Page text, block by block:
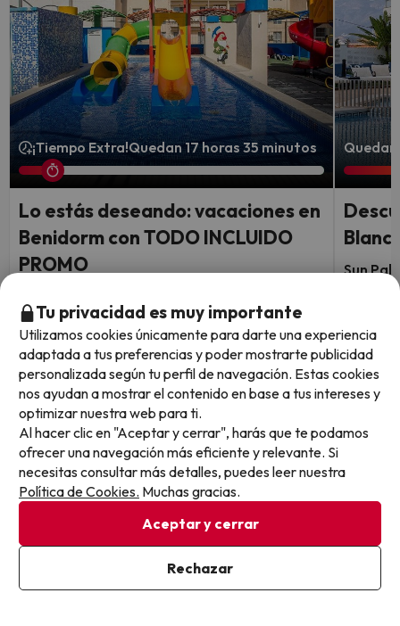
¡Tiempo Extra!Quedan 17 horas 35 minutos
Lo estás deseando: vacaciones en
Benidorm con TODO INCLUIDO
PROMO
7.7 1048 opiniones
Benidorm
Todo incluido
Fechas para viajar: hasta el 11 de
septiembre de 2026.
1 noche desde
Quedan
Sun
Ver todos los chollos
son Esquiades.com (la web líder de viajes a la nieve en
España) y Amimir.com, el buscador de hoteles con más
Tu privacidad es muy importante
Utilizamos cookies únicamente para darte una experiencia
adaptada a tus preferencias y poder mostrarte publicidad
personalizada según tu perfil de navegación. Estas cookies
nos ayudan a mostrar el contenido en base a tus intereses y
optimizar nuestra web para ti.
Al hacer clic en "Aceptar y cerrar", harás que te podamos
ofrecer una navegación más eficiente y relevante. Si
necesitas consultar más detalles, puedes leer nuestra
Política de Cookies. Muchas gracias.
Aceptar y cerrar
Rechazar